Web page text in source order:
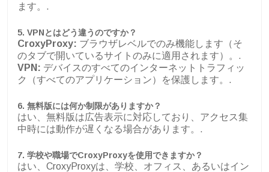
ます。.
5. VPNとはどう違うのですか？
CroxyProxy: ブラウザレベルでのみ機能します（そ
のタブで開いているサイトのみに適用されます）。.
VPN: デバイスのすべてのインターネットトラフィッ
ク（すべてのアプリケーション）を保護します。.
6. 無料版には何か制限がありますか？
はい、無料版は広告表示に対応しており、アクセス集
中時には動作が遅くなる場合があります。.
7. 学校や職場でCroxyProxyを使用できますか？
はい、CroxyProxyは、学校、オフィス、あるいはイン